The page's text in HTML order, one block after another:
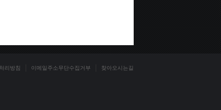
리방침 이메일주소무단수집거부 찾아오시는길